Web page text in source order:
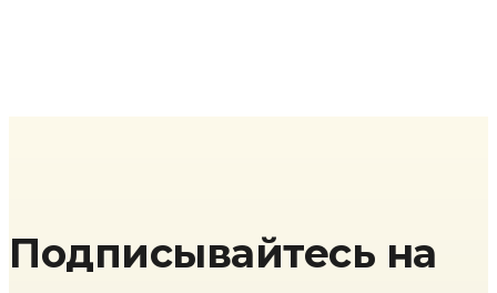
Подписывайтесь на